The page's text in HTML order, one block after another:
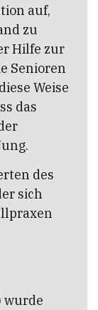
auf,
zu
Hilfe zur
Senioren
Weise
das
des
sich
wurde